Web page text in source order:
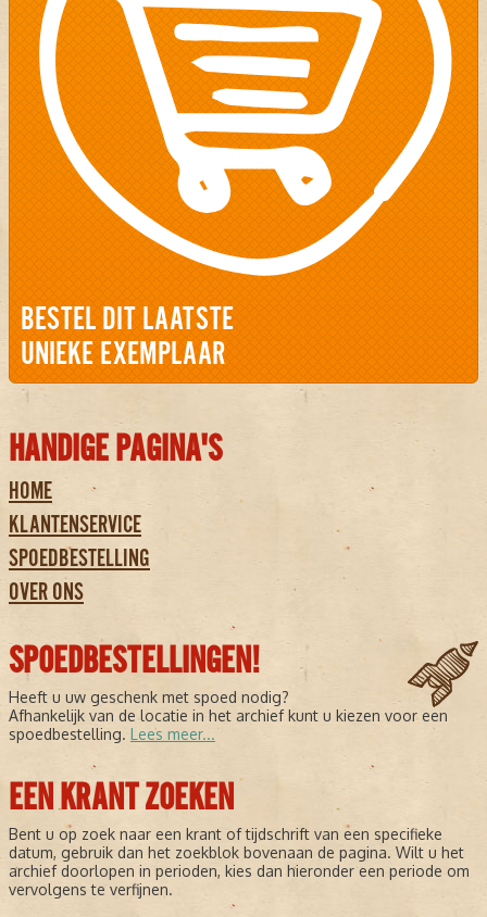
BESTEL DIT LAATSTE
UNIEKE EXEMPLAAR
HANDIGE PAGINA'S
HOME
KLANTENSERVICE
SPOEDBESTELLING
OVER ONS
SPOEDBESTELLINGEN!
Heeft u uw geschenk met spoed nodig?
Afhankelijk van de locatie in het archief kunt u kiezen voor een
spoedbestelling. Lees meer...
EEN KRANT ZOEKEN
Bent u op zoek naar een krant of tijdschrift van een specifieke
datum, gebruik dan het zoekblok bovenaan de pagina. Wilt u het
archief doorlopen in perioden, kies dan hieronder een periode om
vervolgens te verfijnen.